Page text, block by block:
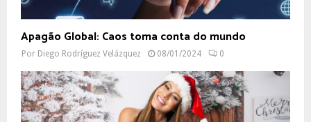
Apagão Global: Caos toma conta do mundo
Por Diego Rodríguez Velázquez 08/01/2024 0